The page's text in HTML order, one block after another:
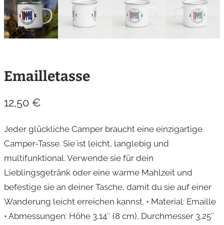
Emailletasse
12,50 €
Jeder glückliche Camper braucht eine einzigartige
Camper-Tasse. Sie ist leicht, langlebig und
multifunktional. Verwende sie für dein
Lieblingsgetränk oder eine warme Mahlzeit und
befestige sie an deiner Tasche, damit du sie auf einer
Wanderung leicht erreichen kannst. • Material: Emaille
• Abmessungen: Höhe 3,14″ (8 cm), Durchmesser 3,25″